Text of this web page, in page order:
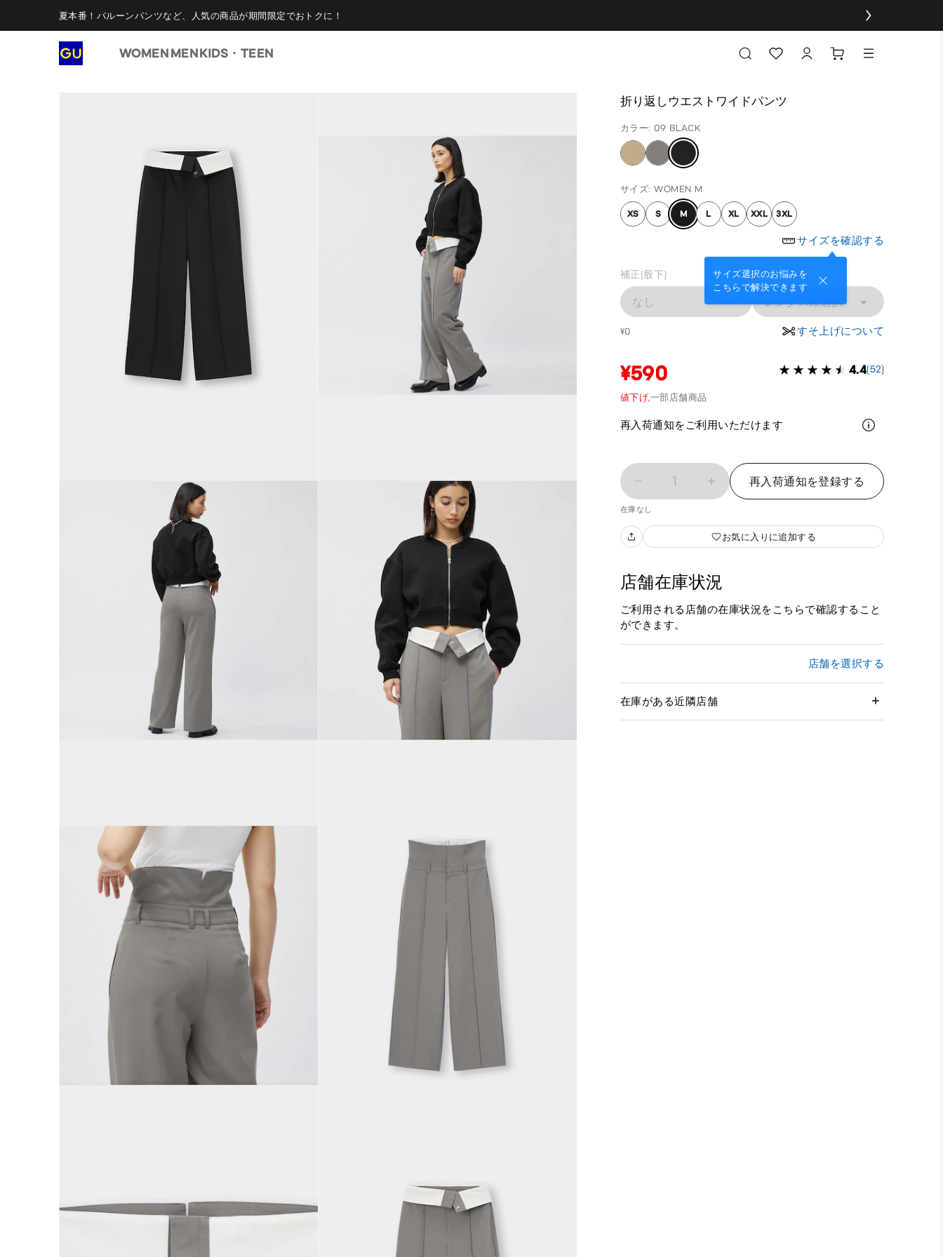
夏本番！バルーンパンツなど、人気の商品が期間限定でおトクに！
WOMEN MENKIDS・TEEN
折り返しウエストワイドパンツ
カラー: 09 BLACK
サイズ: WOMEN M
XS S M L XL XXL 3XL
サイズを確認する
サイズ選択のお悩みを
こちらで解決できます
補正(股下)
なし レングス未選択
¥0 すそ上げについて
¥590 4.4(52)
値下げ,一部店舗商品
再入荷通知をご利用いただけます
1 再入荷通知を登録する
在庫なし
お気に入りに追加する
店舗在庫状況
ご利用される店舗の在庫状況をこちらで確認すること
ができます。
店舗を選択する
在庫がある近隣店舗